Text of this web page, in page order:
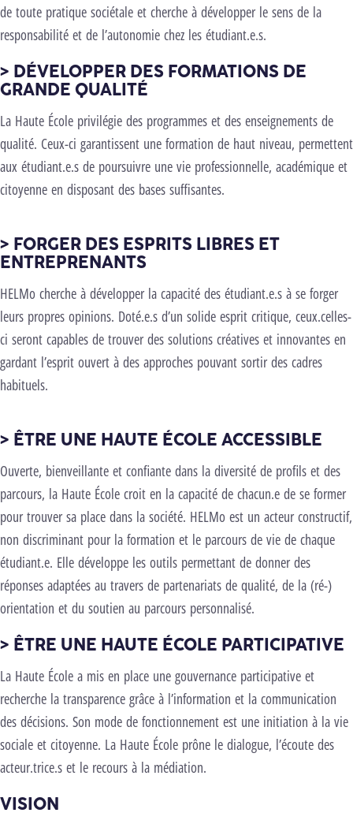
de toute pratique sociétale et cherche à développer le sens de la
responsabilité et de l’autonomie chez les étudiant.e.s.
> DÉVELOPPER DES FORMATIONS DE
GRANDE QUALITÉ
La Haute École privilégie des programmes et des enseignements de
qualité. Ceux-ci garantissent une formation de haut niveau, permettent
aux étudiant.e.s de poursuivre une vie professionnelle, académique et
citoyenne en disposant des bases suffisantes.
> FORGER DES ESPRITS LIBRES ET
ENTREPRENANTS
HELMo cherche à développer la capacité des étudiant.e.s à se forger
leurs propres opinions. Doté.e.s d’un solide esprit critique, ceux.celles-
ci seront capables de trouver des solutions créatives et innovantes en
gardant l’esprit ouvert à des approches pouvant sortir des cadres
habituels.
> ÊTRE UNE HAUTE ÉCOLE ACCESSIBLE
Ouverte, bienveillante et confiante dans la diversité de profils et des
parcours, la Haute École croit en la capacité de chacun.e de se former
pour trouver sa place dans la société. HELMo est un acteur constructif,
non discriminant pour la formation et le parcours de vie de chaque
étudiant.e. Elle développe les outils permettant de donner des
réponses adaptées au travers de partenariats de qualité, de la (ré-)
orientation et du soutien au parcours personnalisé.
> ÊTRE UNE HAUTE ÉCOLE PARTICIPATIVE
La Haute École a mis en place une gouvernance participative et
recherche la transparence grâce à l’information et la communication
des décisions. Son mode de fonctionnement est une initiation à la vie
sociale et citoyenne. La Haute École prône le dialogue, l’écoute des
acteur.trice.s et le recours à la médiation.
VISION